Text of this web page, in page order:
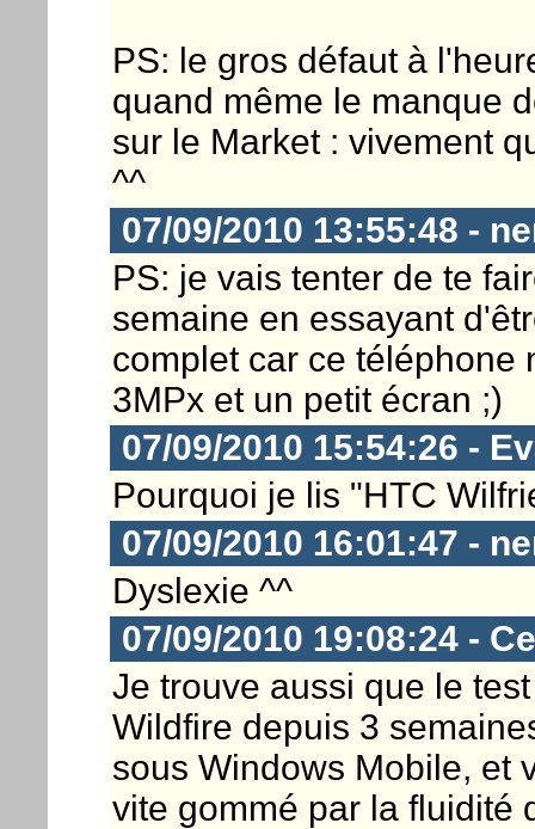
PS: le gros défaut à
quand même le manque
sur le Market : vivement
^^
07/09/2010 13:55:48 -
PS: je vais tenter de te
semaine en essayant
complet car ce téléphone
3MPx et un petit écran ;)
07/09/2010 15:54:26 -
Pourquoi je lis "HTC
07/09/2010 16:01:47 -
Dyslexie ^^
07/09/2010 19:08:24 -
Je trouve aussi que le
Wildfire depuis 3
sous Windows Mobile, et
vite gommé par la fluidité